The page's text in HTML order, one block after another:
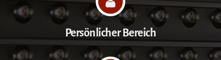
Persönlicher Bereich